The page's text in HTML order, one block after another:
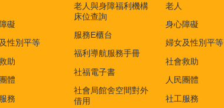
礙
性別平等
助
體
務
老人與身障福利機構
床位查詢
服務E櫃台
福利導航服務手冊
社福電子書
社會局館舍空間對外
借用
老人
身心障礙
婦女及性別平等
社會救助
人民團體
社工服務